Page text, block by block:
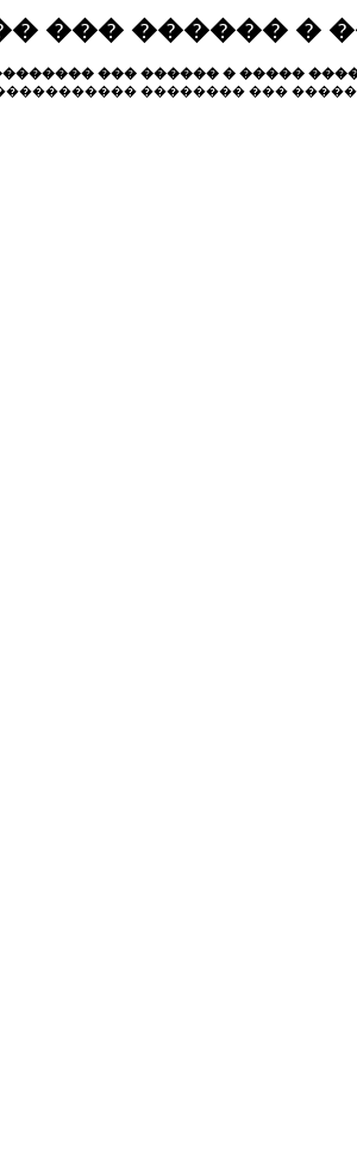
��� ������ �
��� ������ � �����
�������� ���